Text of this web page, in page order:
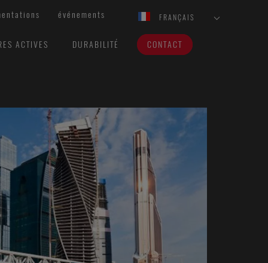
événements FRANÇAIS
ACTIVES DURABILITÉ CONTACT